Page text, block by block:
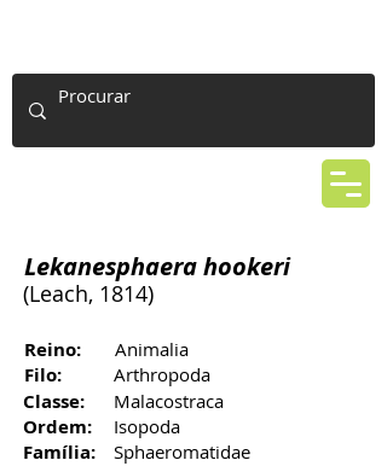
Lekanesphaera hookeri
(Leach, 1814)
Reino: Animalia
Filo: Arthropoda
Classe: Malacostraca
Ordem: Isopoda
Família: Sphaeromatidae